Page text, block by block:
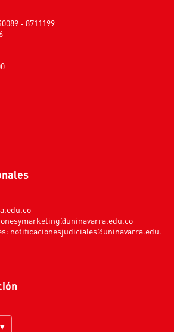
- 8711199
notificacionesjudiciales@uninavarra.edu.